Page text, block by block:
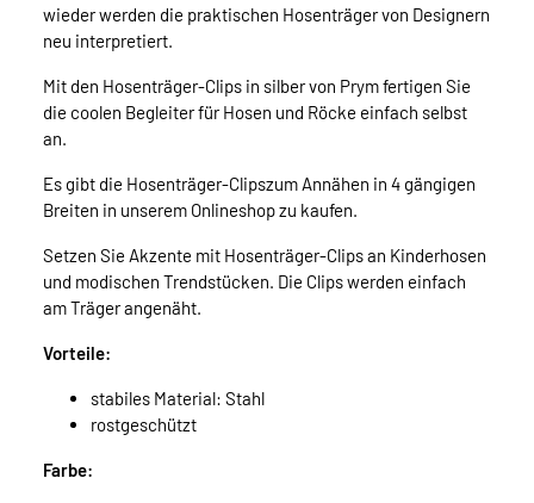
wieder werden die praktischen Hosenträger von Designern
neu interpretiert.
Mit den Hosenträger-Clips in silber von Prym fertigen Sie
die coolen Begleiter für Hosen und Röcke einfach selbst
an.
Es gibt die Hosenträger-Clipszum Annähen in 4 gängigen
Breiten in unserem Onlineshop zu kaufen.
Setzen Sie Akzente mit Hosenträger-Clips an Kinderhosen
und modischen Trendstücken. Die Clips werden einfach
am Träger angenäht.
Vorteile:
stabiles Material: Stahl
rostgeschützt
Farbe: